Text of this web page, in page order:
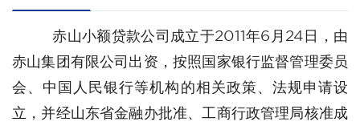
赤山小额贷款公司成立于2011年6月24日，由
赤山集团有限公司出资，按照国家银行监督管理委员
会、中国人民银行等机构的相关政策、法规申请设
立，并经山东省金融办批准、工商行政管理局核准成